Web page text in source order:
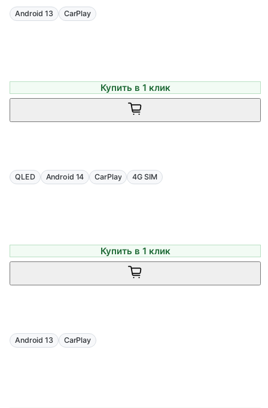
Android 13 CarPlay
Купить в 1 клик
QLED Android 14 CarPlay 4G SIM
Купить в 1 клик
Android 13 CarPlay